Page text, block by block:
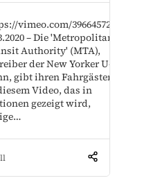
vimeo.com/396645729
– Die 'Metropolitan
Authority' (MTA),
der New Yorker U-
gibt ihren Fahrgästen
Video, das in
gezeigt wird,